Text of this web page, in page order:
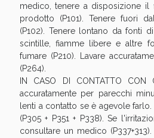
medico, tenere a disposizione il
prodotto (P101). Tenere fuori
(P102). Tenere lontano da fonti
scintille, fiamme libere e altre
fumare (P210). Lavare
(P264).
IN CASO DI CONTATTO CON
accuratamente per parecchi
lenti a contatto se è agevole
(P305 + P351 + P338). Se
consultare un medico